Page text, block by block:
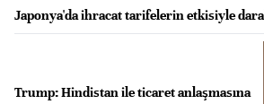
Japonya'da ihracat tarifelerin etkisiyle
Trump: Hindistan ile ticaret anlaşmasına